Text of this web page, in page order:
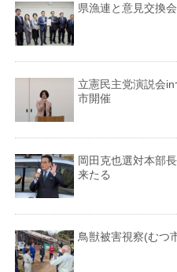
県漁連と意見交換会
立憲民主党演説会in
市開催
岡田克也選対本部
来たる
鳥獣被害視察(むつ